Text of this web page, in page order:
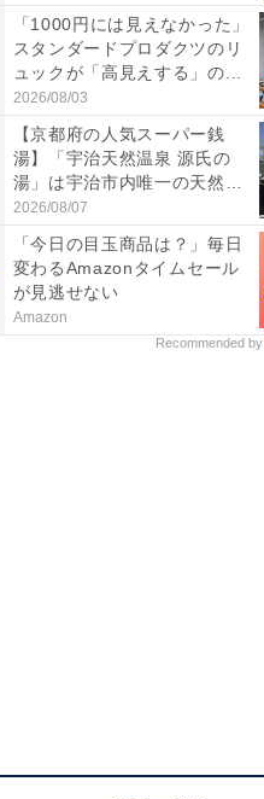
「1000円には見えなかった」
スタンダードプロダクツのリ
ュックが「高見えする」の...
2026/08/03
【京都府の人気スーパー銭
湯】「宇治天然温泉 源氏の
湯」は宇治市内唯一の天然温
泉と...
2026/08/07
「今日の目玉商品は？」毎日
変わるAmazonタイムセール
が見逃せない
Amazon
Recommended by